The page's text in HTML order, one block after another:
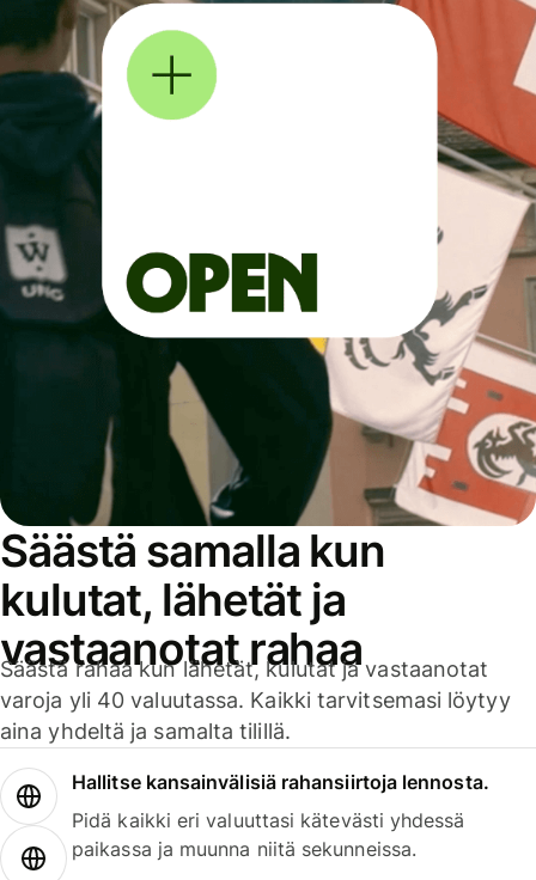
Säästä samalla kun
kulutat, lähetät ja
vastaanotat rahaa
Säästä rahaa kun lähetät, kulutat ja vastaanotat
varoja yli 40 valuutassa. Kaikki tarvitsemasi löytyy
aina yhdeltä ja samalta tilillä.
Hallitse kansainvälisiä rahansiirtoja lennosta.
Pidä kaikki eri valuuttasi kätevästi yhdessä
paikassa ja muunna niitä sekunneissa.